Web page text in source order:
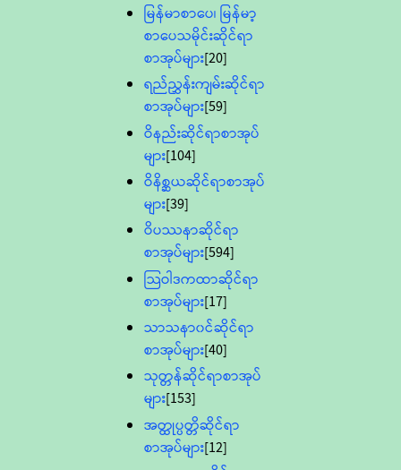
မြန်မာစာပေ၊ မြန်မာ့
စာပေသမိုင်းဆိုင်ရာ
စာအုပ်များ[20]
ရည်ညွှန်းကျမ်းဆိုင်ရာ
စာအုပ်များ[59]
ဝိနည်းဆိုင်ရာစာအုပ်
များ[104]
ဝိနိစ္ဆယဆိုင်ရာစာအုပ်
များ[39]
ဝိပဿနာဆိုင်ရာ
စာအုပ်များ[594]
သြဝါဒကထာဆိုင်ရာ
စာအုပ်များ[17]
သာသနာ၀င်ဆိုင်ရာ
စာအုပ်များ[40]
သုတ္တန်ဆိုင်ရာစာအုပ်
များ[153]
အတ္ထုပ္ပတ္တိဆိုင်ရာ
စာအုပ်များ[12]